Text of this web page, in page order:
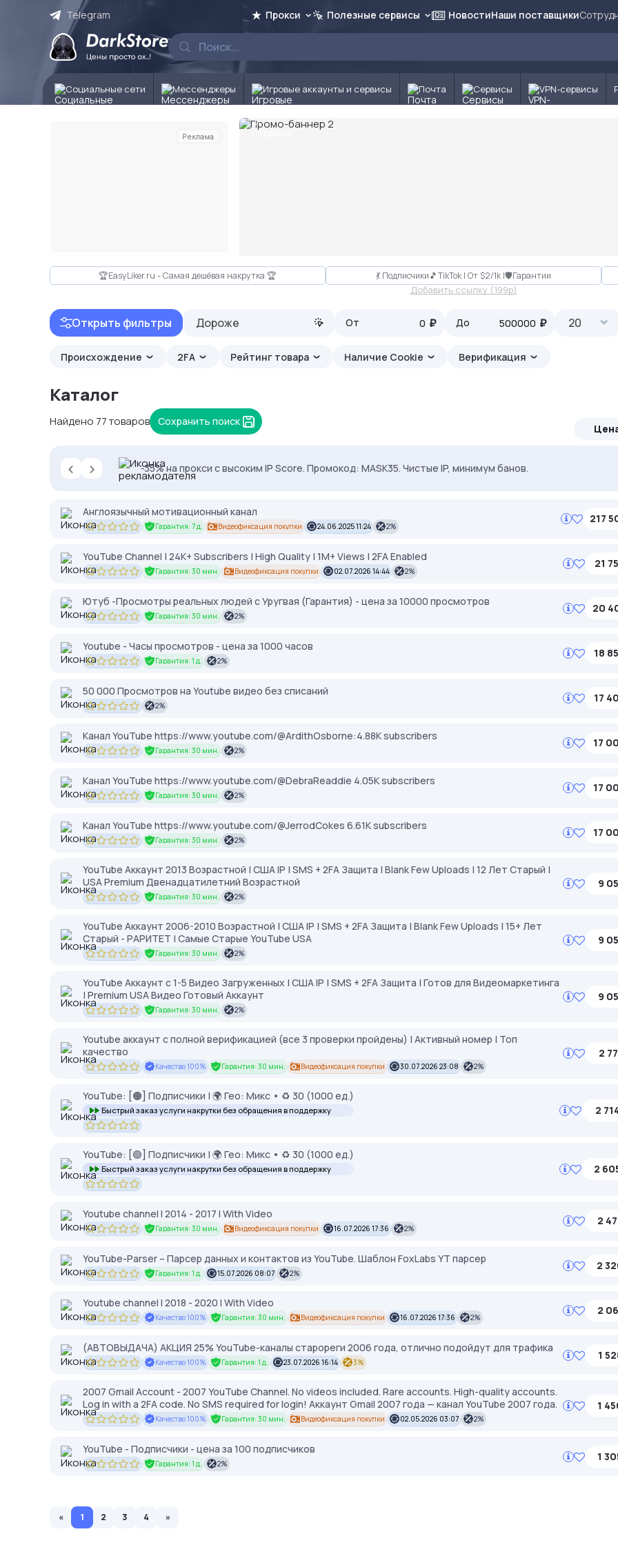
Telegram Прокси Полезные сервисы НовостиНаши поставщики
Социальные сети Мессенджеры Игровые аккаунты и сервисы Почта Сервисы VPN-сервисы
Реклама
🏆EasyLiker.ru - Самая дешёвая накрутка 🏆 💃 Подписчики🎵TikTok | От $2/1k |🛡Гарантии
Добавить ссылку (199p)
Открыть фильтры Дороже От ₽ До ₽ 20
Происхождение 2FA Рейтинг товара Наличие Cookie Верификация
Каталог
Найдено 77 товаров Сохранить поиск
‹ › 2328.io — прием крипто платежей
Proxys.io - лучшие прокси 💚 Подберём под ваши задачи 🚀 Промокод Store - 20% на всё!
-35% на прокси с высоким IP Score. Промокод: MASK35. Чистые IP, минимум банов.
Англоязычный мотивационный канал
Гарантия: 7 д. Видеофиксация покупки 24.06.2025 11:24 2%
217
YouTube Channel | 24K+ Subscribers | High Quality | 1M+ Views | 2FA Enabled
Гарантия: 30 мин. Видеофиксация покупки 02.07.2026 14:44 2%
21
Ютуб -Просмотры реальных людей с Уругвая (Гарантия) - цена за 10000 просмотров
Гарантия: 30 мин. 2%
20
Youtube - Часы просмотров - цена за 1000 часов
Гарантия: 1 д. 2%
18
50 000 Просмотров на Youtube видео без списаний
2%
17
Канал YouTube https://www.youtube.com/@ArdithOsborne:4.88K subscribers
Гарантия: 30 мин. 2%
17
Канал YouTube https://www.youtube.com/@DebraReaddie 4.05K subscribers
Гарантия: 30 мин. 2%
17
Канал YouTube https://www.youtube.com/@JerrodCokes 6.61K subscribers
Гарантия: 30 мин. 2%
17
YouTube Аккаунт 2013 Возрастной | США IP | SMS + 2FA Защита | Blank Few Uploads | 12 Лет Старый |
USA Premium Двенадцатилетний Возрастной
Гарантия: 30 мин. 2%
9
YouTube Аккаунт 2006-2010 Возрастной | США IP | SMS + 2FA Защита | Blank Few Uploads | 15+ Лет
Старый - РАРИТЕТ | Самые Старые YouTube USA
Гарантия: 30 мин. 2%
9
YouTube Аккаунт с 1-5 Видео Загруженных | США IP | SMS + 2FA Защита | Готов для Видеомаркетинга
| Premium USA Видео Готовый Аккаунт
Гарантия: 30 мин. 2%
9
Youtube аккаунт с полной верификацией (все 3 проверки пройдены) | Активный номер | Топ
качество
Качество 100% Гарантия: 30 мин. Видеофиксация покупки 30.07.2026 23:08 2%
2
YouTube: [🟠] Подписчики | 🌍 Гео: Микс • ♻️ 30 (1000 ед.)
Быстрый заказ услуги накрутки без обращения в поддержку 2
YouTube: [🟢] Подписчики | 🌍 Гео: Микс • ♻️ 30 (1000 ед.)
Быстрый заказ услуги накрутки без обращения в поддержку 2
Youtube channel I 2014 - 2017 I With Video
Гарантия: 30 мин. Видеофиксация покупки 16.07.2026 17:36 2%
2
YouTube-Parser – Парсер данных и контактов из YouTube. Шаблон FoxLabs YT парсер
Гарантия: 1 д. 15.07.2026 08:07 2%
2
Youtube channel I 2018 - 2020 I With Video
Качество 100% Гарантия: 30 мин. Видеофиксация покупки 16.07.2026 17:36 2%
2
(АВТОВЫДАЧА) АКЦИЯ 25% YouTube-каналы старореги 2006 года, отлично подойдут для трафика
Качество 100% Гарантия: 1 д. 23.07.2026 16:14 3%
1
2007 Gmail Account - 2007 YouTube Channel. No videos included. Rare accounts. High-quality accounts.
Log in with a 2FA code. No SMS required for login! Аккаунт Gmail 2007 года — канал YouTube 2007 года.
Качество 100% Гарантия: 30 мин. Видеофиксация покупки 02.05.2026 03:07 2%
1
YouTube - Подписчики - цена за 100 подписчиков
Гарантия: 1 д. 2%
1
« 1 2 3 4 »